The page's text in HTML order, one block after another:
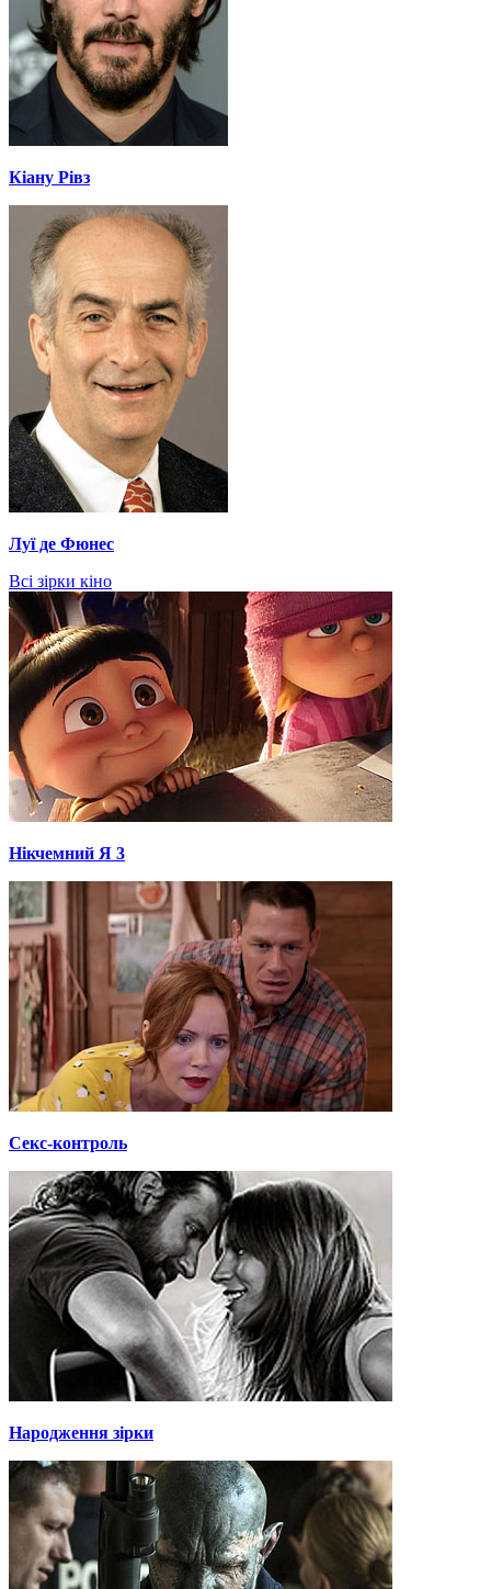
Кіану Рівз
Луї де Фюнес
Всі зірки кіно
Нікчемний Я 3
Секс-контроль
Народження зірки